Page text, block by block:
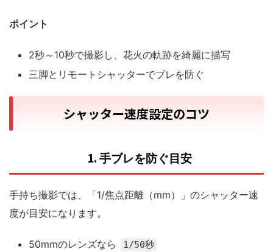
ポイント
2秒～10秒で撮影し、花火の軌跡を綺麗に描写
三脚とリモートシャッターでブレを防ぐ
シャッター速度設定のコツ
1. 手ブレを防ぐ目安
手持ち撮影では、「1/焦点距離（mm）」のシャッター速
度が目安になります。
50mmのレンズなら 1/50秒